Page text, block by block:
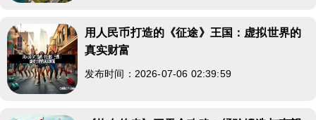
用人民币打造的《征途》王国：虚拟世界的
真实财富
发布时间：2026-07-06 02:39:59